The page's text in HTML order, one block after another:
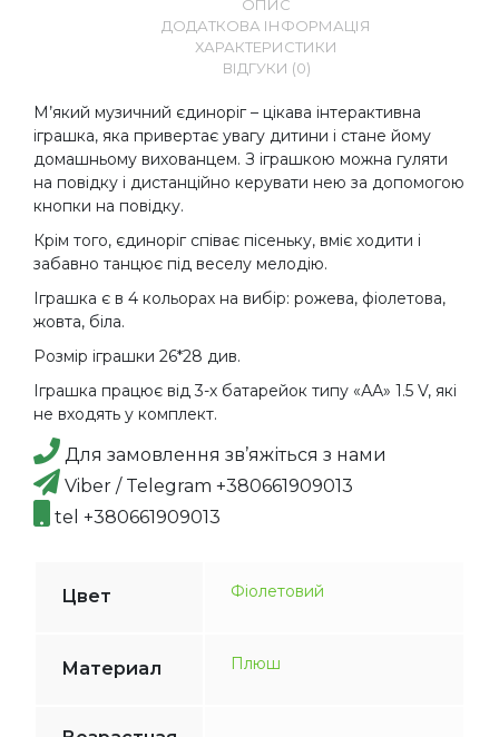
ОПИС
ДОДАТКОВА ІНФОРМАЦІЯ
ХАРАКТЕРИСТИКИ
ВІДГУКИ (0)
М’який музичний єдиноріг – цікава інтерактивна
іграшка, яка привертає увагу дитини і стане йому
домашньому вихованцем. З іграшкою можна гуляти
на повідку і дистанційно керувати нею за допомогою
кнопки на повідку.
Крім того, єдиноріг співає пісеньку, вміє ходити і
забавно танцює під веселу мелодію.
Іграшка є в 4 кольорах на вибір: рожева, фіолетова,
жовта, біла.
Розмір іграшки 26*28 див.
Іграшка працює від 3-х батарейок типу «АА» 1.5 V, які
не входять у комплект.
Для замовлення зв’яжіться з нами
Viber / Telegram +380661909013
tel +380661909013
Цвет Фіолетовий
Материал Плюш